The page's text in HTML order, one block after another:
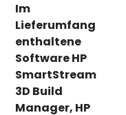
Im
Lieferumfang
enthaltene
Software HP
SmartStream
3D Build
Manager, HP